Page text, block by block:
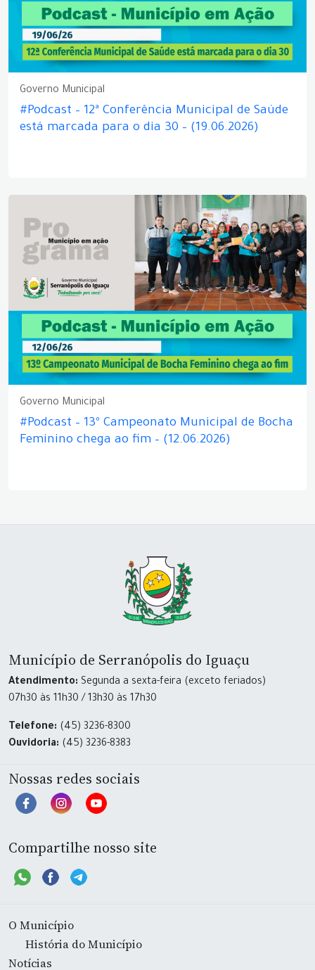
Governo Municipal
#Podcast – 12ª Conferência Municipal de Saúde
está marcada para o dia 30 – (19.06.2026)
Governo Municipal
#Podcast – 13º Campeonato Municipal de Bocha
Feminino chega ao fim – (12.06.2026)
Município de Serranópolis do Iguaçu
Atendimento: Segunda a sexta-feira (exceto feriados)
07h30 às 11h30 / 13h30 às 17h30
Telefone: (45) 3236-8300
Ouvidoria: (45) 3236-8383
Nossas redes sociais
Compartilhe nosso site
O Município
História do Município
Notícias